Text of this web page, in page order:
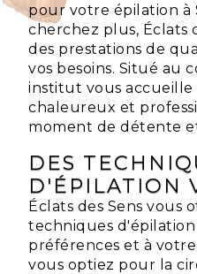
pour votre épilation à
cherchez plus, Éclats
des prestations de
vos besoins. Situé au
institut vous accueille
chaleureux et
moment de détente
DES
D'ÉPILATION
Éclats des Sens vous
techniques
préférences et à
vous optiez pour la